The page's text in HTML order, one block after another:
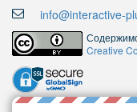
info@interactive-
Creative